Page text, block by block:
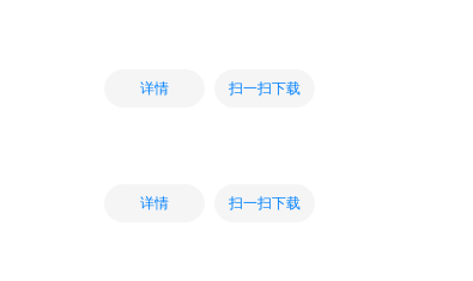
详情 扫一扫下载
详情 扫一扫下载